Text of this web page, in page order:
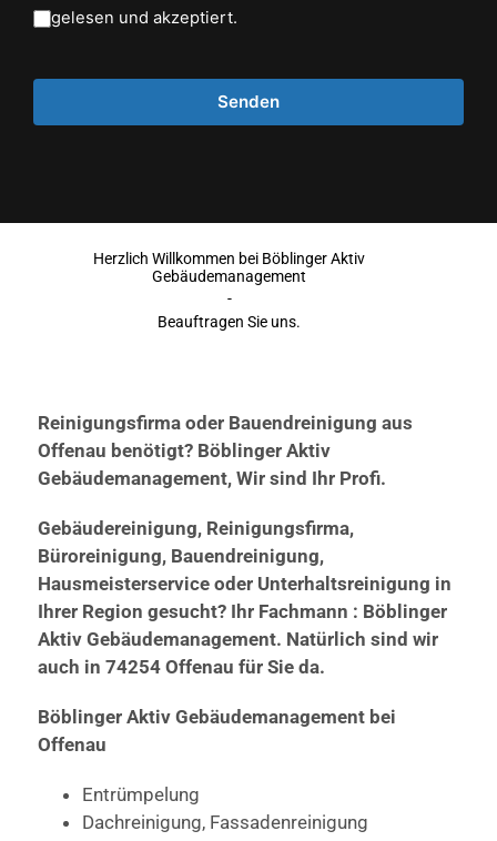
gelesen und akzeptiert.
Herzlich Willkommen bei Böblinger Aktiv
Gebäudemanagement
-
Beauftragen Sie uns.
Reinigungsfirma oder Bauendreinigung aus
Offenau benötigt? Böblinger Aktiv
Gebäudemanagement, Wir sind Ihr Profi.
Gebäudereinigung, Reinigungsfirma,
Büroreinigung, Bauendreinigung,
Hausmeisterservice oder Unterhaltsreinigung in
Ihrer Region gesucht? Ihr Fachmann : Böblinger
Aktiv Gebäudemanagement. Natürlich sind wir
auch in 74254 Offenau für Sie da.
Böblinger Aktiv Gebäudemanagement bei
Offenau
Entrümpelung
Dachreinigung, Fassadenreinigung